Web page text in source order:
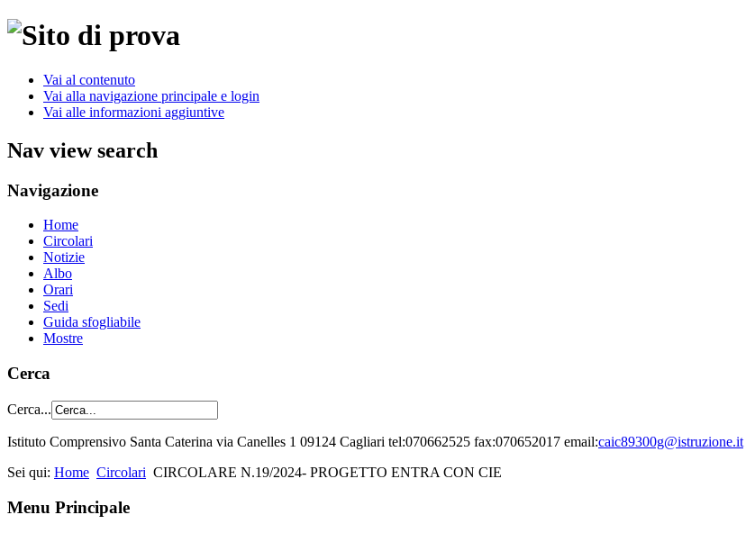
Vai al contenuto
Vai alla navigazione principale e login
Vai alle informazioni aggiuntive
Nav view search
Navigazione
Home
Circolari
Notizie
Albo
Orari
Sedi
Guida sfogliabile
Mostre
Cerca
Cerca...
Istituto Comprensivo Santa Caterina via Canelles 1 09124 Cagliari tel:070662525 fax:070652017 email:caic89300g@istruzione.it
Sei qui: Home Circolari CIRCOLARE N.19/2024- PROGETTO ENTRA CON CIE
Menu Principale